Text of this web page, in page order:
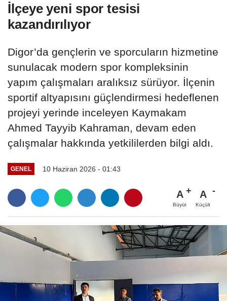
İlçeye yeni spor tesisi
kazandırılıyor
Digor’da gençlerin ve sporcuların hizmetine
sunulacak modern spor kompleksinin
yapım çalışmaları aralıksız sürüyor. İlçenin
sportif altyapısını güçlendirmesi hedeflenen
projeyi yerinde inceleyen Kaymakam
Ahmed Tayyib Kahraman, devam eden
çalışmalar hakkında yetkililerden bilgi aldı.
GENEL 10 Haziran 2026 - 01:43
A
Büyüt
A
Küçült